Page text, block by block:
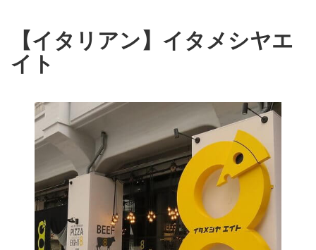
【イタリアン】イタメシヤエ
イト